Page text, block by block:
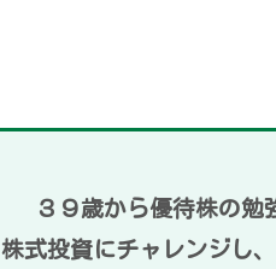
３９歳から優待株の
株式投資にチャレンジし